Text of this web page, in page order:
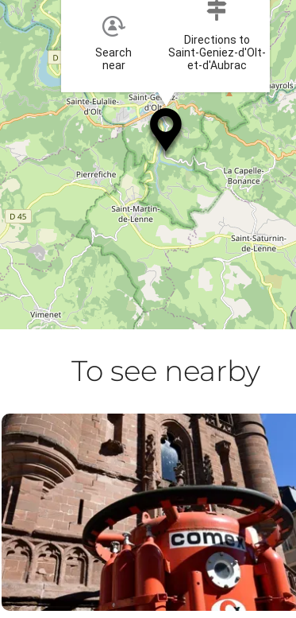
Search
near
Directions to
Saint-Geniez-d'Olt-
et-d'Aubrac
To see nearby